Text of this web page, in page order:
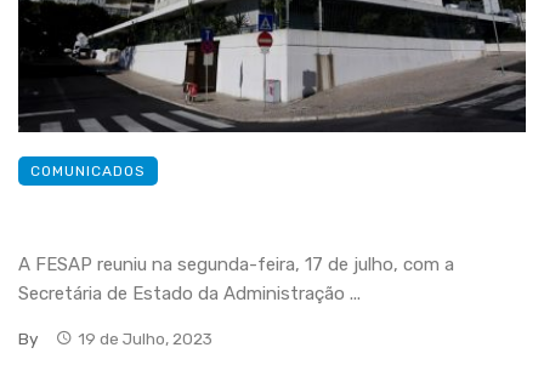
COMUNICADOS
A FESAP reuniu na segunda-feira, 17 de julho, com a
Secretária de Estado da Administração ...
By 19 de Julho, 2023